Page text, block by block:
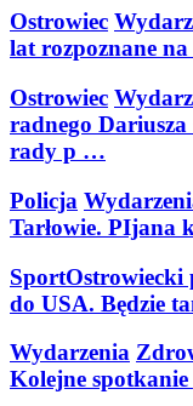
Ostrowiec
lat rozpoznane
Ostrowiec
radnego Dariusza
rady p …
Policja
Tarłowie. PIjana
SportOstrowiecki
do USA. Będzie
Wydarzenia
Kolejne